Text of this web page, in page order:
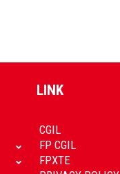
LINK
CGIL
FP CGIL
FPXTE